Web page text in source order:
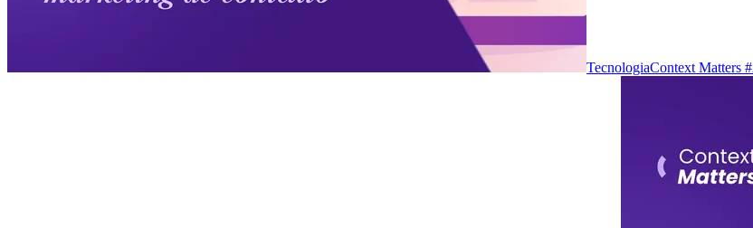
TecnologiaContext Matters